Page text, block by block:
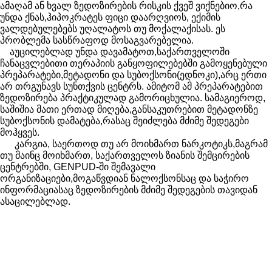
ამაღამ ან ხვალ ზედოზირების რისკის ქვეშ ვიქნებიო,რა
უნდა ქნას,ჰიპოკრატეს ფიცი დაარღვიოს, ექიმის
ვალდებულებებს უღალატოს თუ მოქალაქისას. ეს
პრობლემა სასწრაფოდ მოსაგვარებელია.
აუცილებლად უნდა დავამატოთ,საქართველოში
ჩანაცვლებითი თერაპიის განყოფილებებში გამოყენებული
პრეპარატები,მეტადონი და სუბოქსონი(ედნოკი),არც ერთი
არ თრგუნავს სუნთქვის ცენტრს. ამიტომ ამ პრეპარატებით
ზედოზირება პრაქტიკულად გამორიცხულია. სამაგიეროდ,
საშიშია მათი ერთად მიღება,განსაკუთრებით მეტადონზე
სუბოქსონის დამატება,რასაც შეიძლება მძიმე შედეგები
მოჰყვეს.
კარგია, საერთოდ თუ არ მოიხმართ ნარკოტიკს,მაგრამ
თუ მაინც მოიხმართ, საქართველოს ზიანის შემცირების
ცენტრებში, GENPUD-ში შემავალი
ორგანიზაციები,მოგაწვდიან ნალოქსონსაც და საჭირო
ინფორმაციასაც ზედოზირების მძიმე შედეგების თავიდან
ასაცილებლად.